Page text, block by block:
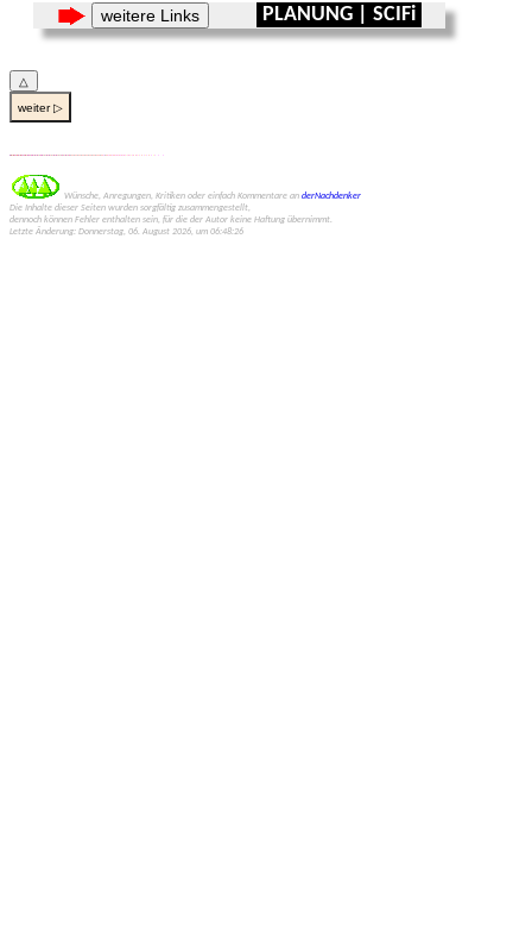
weitere Links PLANUNG | SCIFi
△
weiter ▷
Wünsche, Anregungen, Kritiken oder einfach Kommentare an derNachdenker
Die Inhalte dieser Seiten wurden sorgfältig zusammengestellt,
dennoch können Fehler enthalten sein, für die der Autor keine Haftung übernimmt.
Letzte Änderung: Donnerstag, 06. August 2026, um 06:48:26